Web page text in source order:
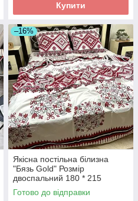
Купити
–16%
Якісна постільна білизна
"Бязь Gold" Розмір
двоспальний 180 * 215
Готово до відправки